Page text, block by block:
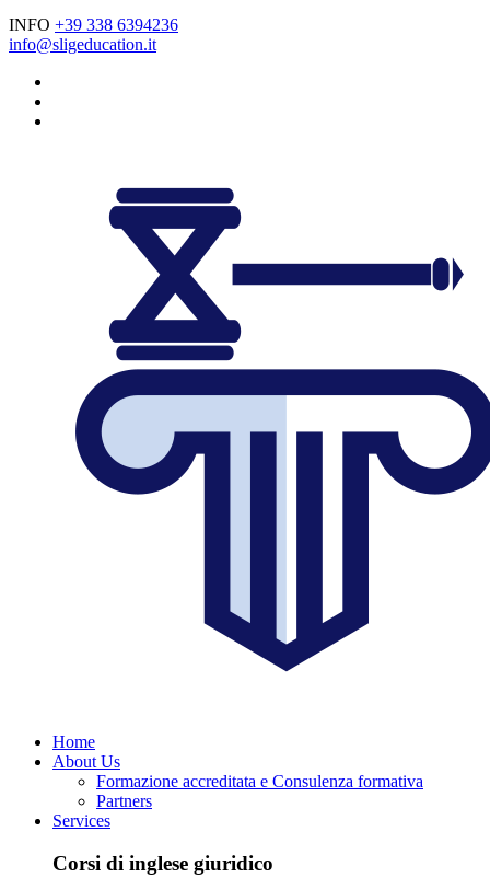
INFO +39 338 6394236
info@sligeducation.it
Home
About Us
Formazione accreditata e Consulenza formativa
Partners
Services
Corsi di inglese giuridico